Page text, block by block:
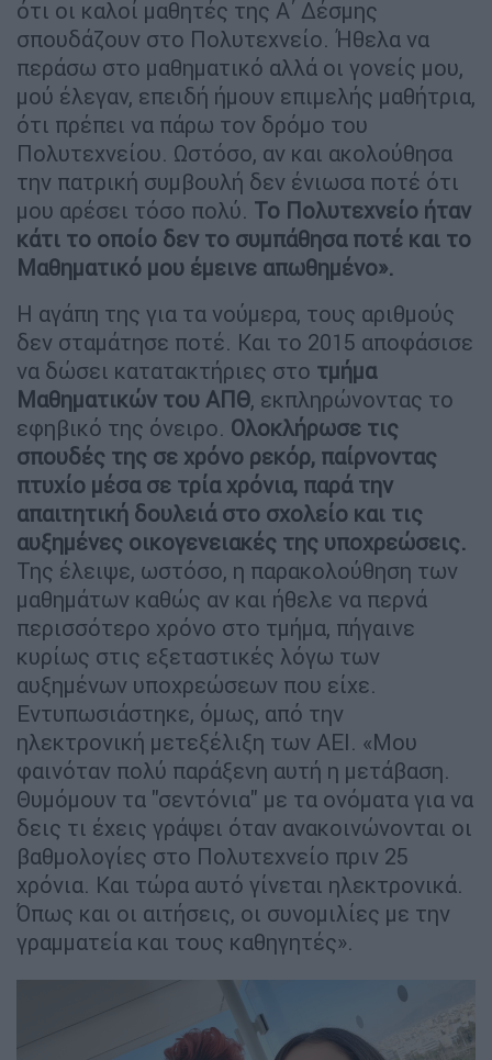
ότι οι καλοί μαθητές της Α΄ Δέσμης
σπουδάζουν στο Πολυτεχνείο. Ήθελα να
περάσω στο μαθηματικό αλλά οι γονείς μου,
μού έλεγαν, επειδή ήμουν επιμελής μαθήτρια,
ότι πρέπει να πάρω τον δρόμο του
Πολυτεχνείου. Ωστόσο, αν και ακολούθησα
την πατρική συμβουλή δεν ένιωσα ποτέ ότι
μου αρέσει τόσο πολύ. Το Πολυτεχνείο ήταν
κάτι το οποίο δεν το συμπάθησα ποτέ και το
Μαθηματικό μου έμεινε απωθημένο».
Η αγάπη της για τα νούμερα, τους αριθμούς
δεν σταμάτησε ποτέ. Και το 2015 αποφάσισε
να δώσει κατατακτήριες στο τμήμα
Μαθηματικών του ΑΠΘ, εκπληρώνοντας το
εφηβικό της όνειρο. Ολοκλήρωσε τις
σπουδές της σε χρόνο ρεκόρ, παίρνοντας
πτυχίο μέσα σε τρία χρόνια, παρά την
απαιτητική δουλειά στο σχολείο και τις
αυξημένες οικογενειακές της υποχρεώσεις.
Της έλειψε, ωστόσο, η παρακολούθηση των
μαθημάτων καθώς αν και ήθελε να περνά
περισσότερο χρόνο στο τμήμα, πήγαινε
κυρίως στις εξεταστικές λόγω των
αυξημένων υποχρεώσεων που είχε.
Εντυπωσιάστηκε, όμως, από την
ηλεκτρονική μετεξέλιξη των ΑΕΙ. «Μου
φαινόταν πολύ παράξενη αυτή η μετάβαση.
Θυμόμουν τα "σεντόνια" με τα ονόματα για να
δεις τι έχεις γράψει όταν ανακοινώνονται οι
βαθμολογίες στο Πολυτεχνείο πριν 25
χρόνια. Και τώρα αυτό γίνεται ηλεκτρονικά.
Όπως και οι αιτήσεις, οι συνομιλίες με την
γραμματεία και τους καθηγητές».